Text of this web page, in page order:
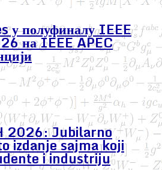
у полуфиналу IEEE
на IEEE APEC
2026: Jubilarno
izdanje sajma koji
i industriju